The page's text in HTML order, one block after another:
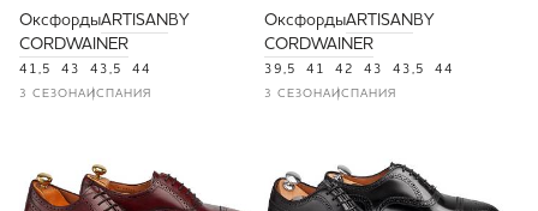
ОксфордыARTISAN BY
CORDWAINER
41,5 43 43,5 44
3 СЕЗОНА ИСПАНИЯ
ОксфордыARTISAN BY
CORDWAINER
39,5 41 42 43 43,5 44
3 СЕЗОНА ИСПАНИЯ